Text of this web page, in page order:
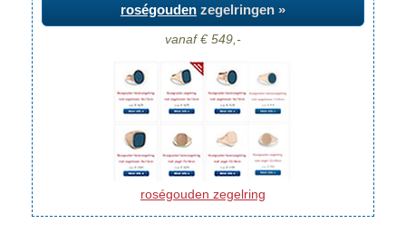
roségouden zegelringen »
vanaf € 549,-
roségouden zegelring